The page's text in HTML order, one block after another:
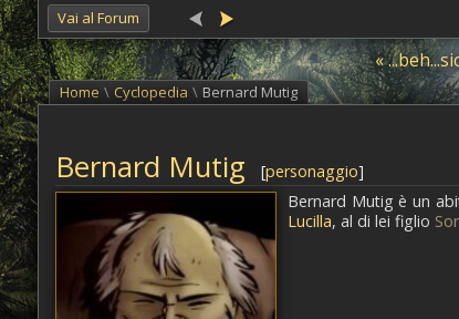
Vai al Forum
«
Home \ Cyclopedia \ Bernard Mutig
Bernard Mutig [personaggio]
Bernard Mutig è un
Lucilla, al di lei figlio